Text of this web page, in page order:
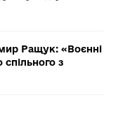
Ращук: «Воєнні
з